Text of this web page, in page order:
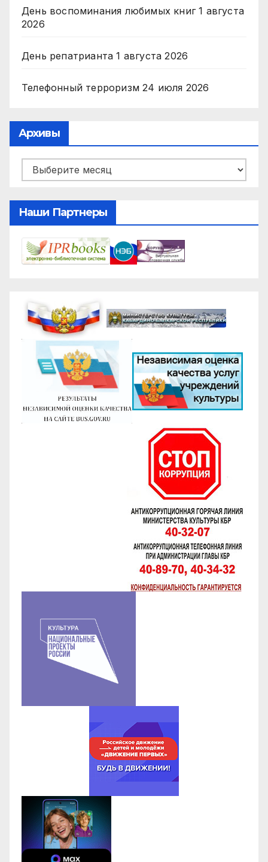
День воспоминания любимых книг 1 августа
2026
День репатрианта 1 августа 2026
Телефонный терроризм 24 июля 2026
Архивы
Архивы
Наши Партнеры